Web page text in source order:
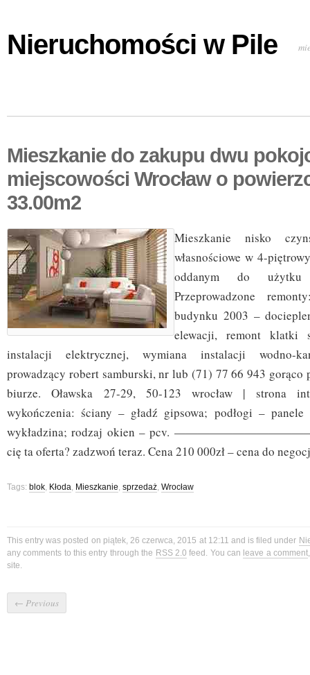
Nieruchomości w Pile
Mieszkanie do zakupu dwu
miejscowości Wrocław o
33.00m2
Mieszkanie nisko
własnościowe w 4-
oddanym do
Przeprowadzone
budynku 2003 –
elewacji, remont klatki
instalacji elektrycznej, wymiana instalacji wodno-
prowadzący robert samburski, nr lub (71) 77 66 943 gorąco
biurze. Oławska 27-29, 50-123 wrocław | strona
wykończenia: ściany – gładź gipsowa; podłogi – panele
wykładzina; rodzaj okien – pcv.
cię ta oferta? zadzwoń teraz. Cena 210 000zł – cena do
Tags: blok, Kłoda, Mieszkanie, sprzedaż, Wrocław
This entry was posted on piątek, 26 czerwca, 2015 at 12:11 and is filed under
any comments to this entry through the RSS 2.0 feed. You can leave a comment
site.
← Previous